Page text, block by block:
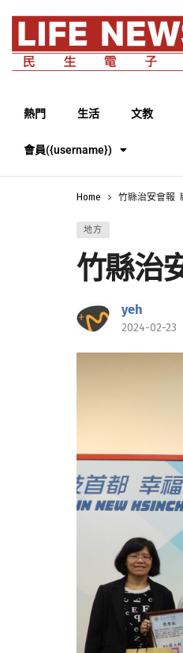
熱門 生活 文教
會員({username})
Home 竹縣治安會報
地方
竹縣治
yeh
2024-02-23